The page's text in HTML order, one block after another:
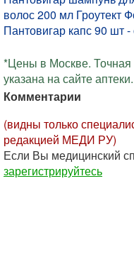
волос 200 мл Гроутект
Пантовигар капс 90 шт -
*Цены в Москве.
указана на сайте аптеки.
Комментарии
(видны только
редакцией МЕДИ РУ)
Если Вы медицинский
зарегистрируйтесь